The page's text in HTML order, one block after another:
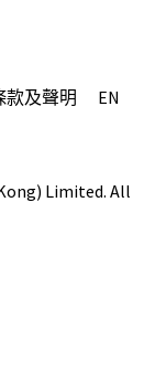
款及聲明 EN
Limited. All